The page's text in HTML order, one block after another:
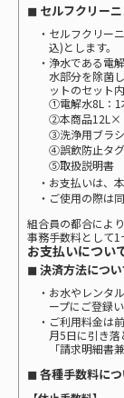
◼ セルフクリー
・セルフクリー
込)とします。
・浄水である電
水部分を除菌
ットのセット
①電解水8L：1
②本商品12L×
③洗浄用ブラシ
④誤飲防止タグ
⑤取扱説明書
・お支払いは、
・ご使用の際は
組合員の都合によ
事務手数料として1
お支払いについ
◼ 決済方法につい
・お水やレンタ
ープにご登録
・ご利用料金は
月5日に引き
「請求明細書
◼ 各種手数料に